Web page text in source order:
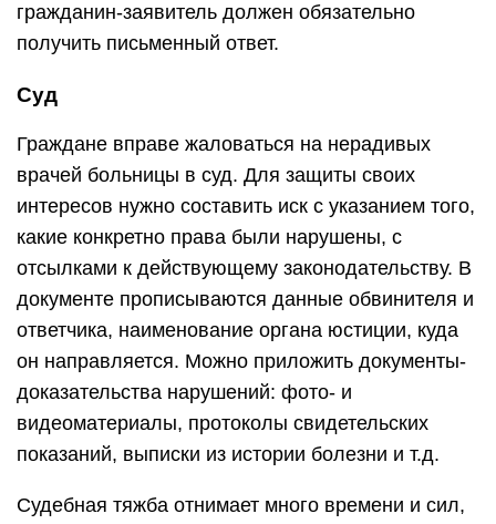
гражданин-заявитель должен обязательно
получить письменный ответ.
Суд
Граждане вправе жаловаться на нерадивых
врачей больницы в суд. Для защиты своих
интересов нужно составить иск с указанием того,
какие конкретно права были нарушены, с
отсылками к действующему законодательству. В
документе прописываются данные обвинителя и
ответчика, наименование органа юстиции, куда
он направляется. Можно приложить документы-
доказательства нарушений: фото- и
видеоматериалы, протоколы свидетельских
показаний, выписки из истории болезни и т.д.
Судебная тяжба отнимает много времени и сил,